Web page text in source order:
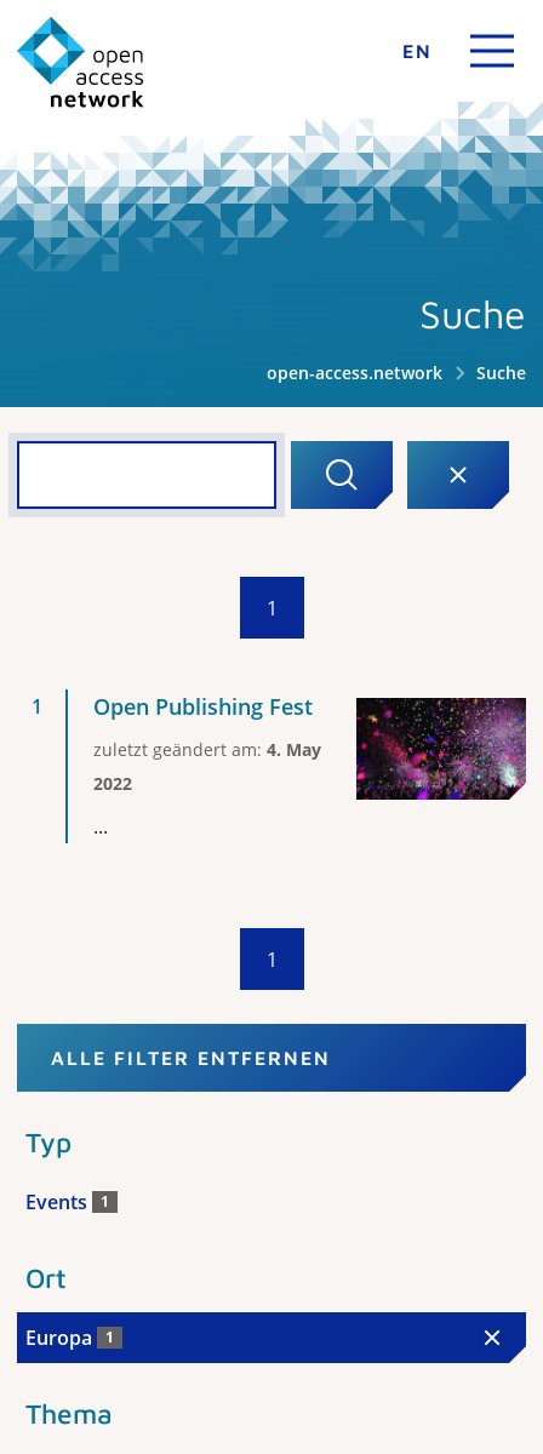
EN
Suche
open-access.network Suche
1
Open Publishing Fest
zuletzt geändert am: 4. May
2022
...
1
ALLE FILTER ENTFERNEN
Typ
Events 1
Ort
Europa 1
Thema